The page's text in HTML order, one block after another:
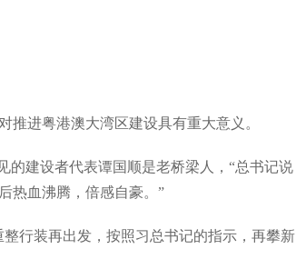
进粤港澳大湾区建设具有重大意义。
建设者代表谭国顺是老桥梁人，“总书记说
热血沸腾，倍感自豪。”
行装再出发，按照习总书记的指示，再攀新